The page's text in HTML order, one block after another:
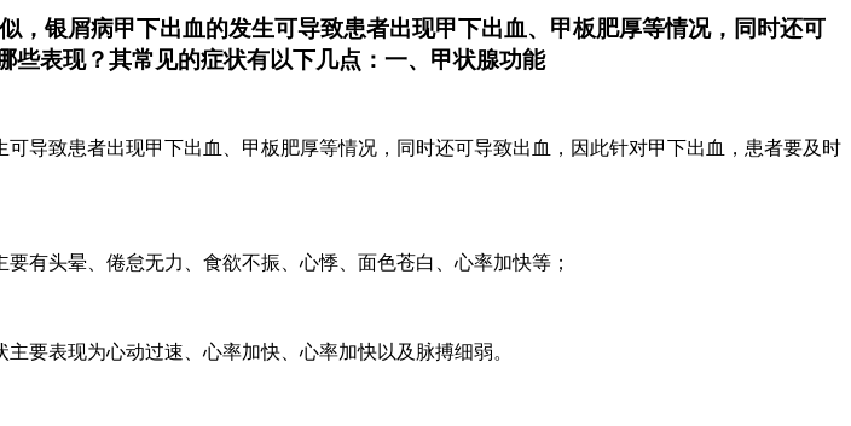
，银屑病甲下出血的发生可导致患者出现甲下出血、甲板肥厚等情况，同时还可
表现？其常见的症状有以下几点：一、甲状腺功能
导致患者出现甲下出血、甲板肥厚等情况，同时还可导致出血，因此针对甲下出血，患者要及时
有头晕、倦怠无力、食欲不振、心悸、面色苍白、心率加快等；
要表现为心动过速、心率加快、心率加快以及脉搏细弱。